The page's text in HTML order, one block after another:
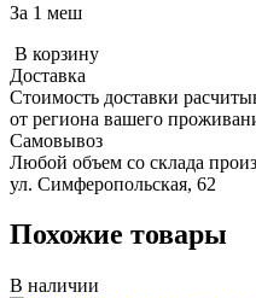
За 1 меш
В корзину
Доставка
Стоимость доставки
от региона вашего
Самовывоз
Любой объем со склада
ул. Симферопольская, 62
Похожие товары
В наличии